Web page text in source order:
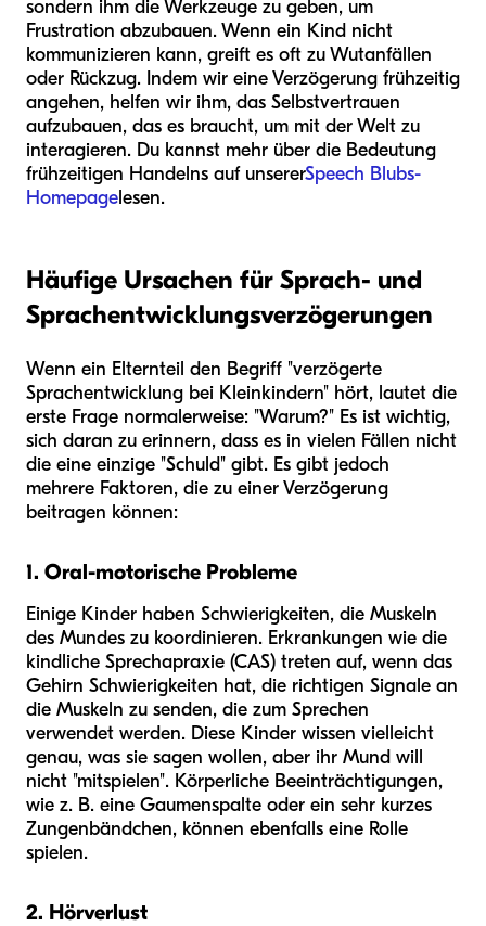
sondern ihm die Werkzeuge zu geben, um
Frustration abzubauen. Wenn ein Kind nicht
kommunizieren kann, greift es oft zu Wutanfällen
oder Rückzug. Indem wir eine Verzögerung frühzeitig
angehen, helfen wir ihm, das Selbstvertrauen
aufzubauen, das es braucht, um mit der Welt zu
interagieren. Du kannst mehr über die Bedeutung
frühzeitigen Handelns auf unsererSpeech Blubs-
Homepagelesen.
Häufige Ursachen für Sprach- und
Sprachentwicklungsverzögerungen
Wenn ein Elternteil den Begriff "verzögerte
Sprachentwicklung bei Kleinkindern" hört, lautet die
erste Frage normalerweise: "Warum?" Es ist wichtig,
sich daran zu erinnern, dass es in vielen Fällen nicht
die eine einzige "Schuld" gibt. Es gibt jedoch
mehrere Faktoren, die zu einer Verzögerung
beitragen können:
1. Oral-motorische Probleme
Einige Kinder haben Schwierigkeiten, die Muskeln
des Mundes zu koordinieren. Erkrankungen wie die
kindliche Sprechapraxie (CAS) treten auf, wenn das
Gehirn Schwierigkeiten hat, die richtigen Signale an
die Muskeln zu senden, die zum Sprechen
verwendet werden. Diese Kinder wissen vielleicht
genau, was sie sagen wollen, aber ihr Mund will
nicht "mitspielen". Körperliche Beeinträchtigungen,
wie z. B. eine Gaumenspalte oder ein sehr kurzes
Zungenbändchen, können ebenfalls eine Rolle
spielen.
2. Hörverlust